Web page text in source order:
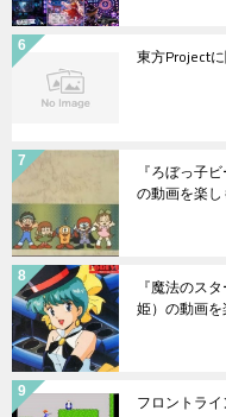
東方Project
『ろぼっ子
の動画を楽し
『魔法のス
姫）の動画を
フロントラ